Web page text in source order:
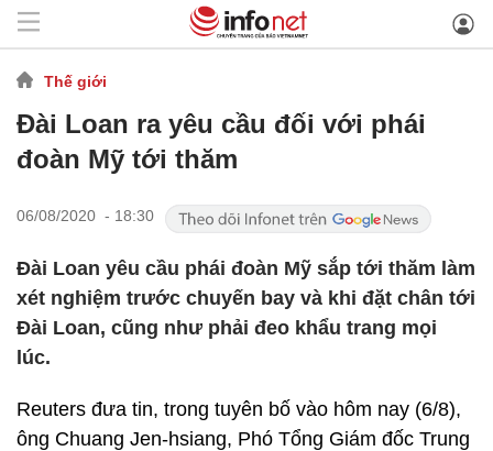
Thế giới
Đài Loan ra yêu cầu đối với phái
đoàn Mỹ tới thăm
06/08/2020 - 18:30
Đài Loan yêu cầu phái đoàn Mỹ sắp tới thăm làm
xét nghiệm trước chuyến bay và khi đặt chân tới
Đài Loan, cũng như phải đeo khẩu trang mọi
lúc.
Reuters đưa tin, trong tuyên bố vào hôm nay (6/8),
ông Chuang Jen-hsiang, Phó Tổng Giám đốc Trung